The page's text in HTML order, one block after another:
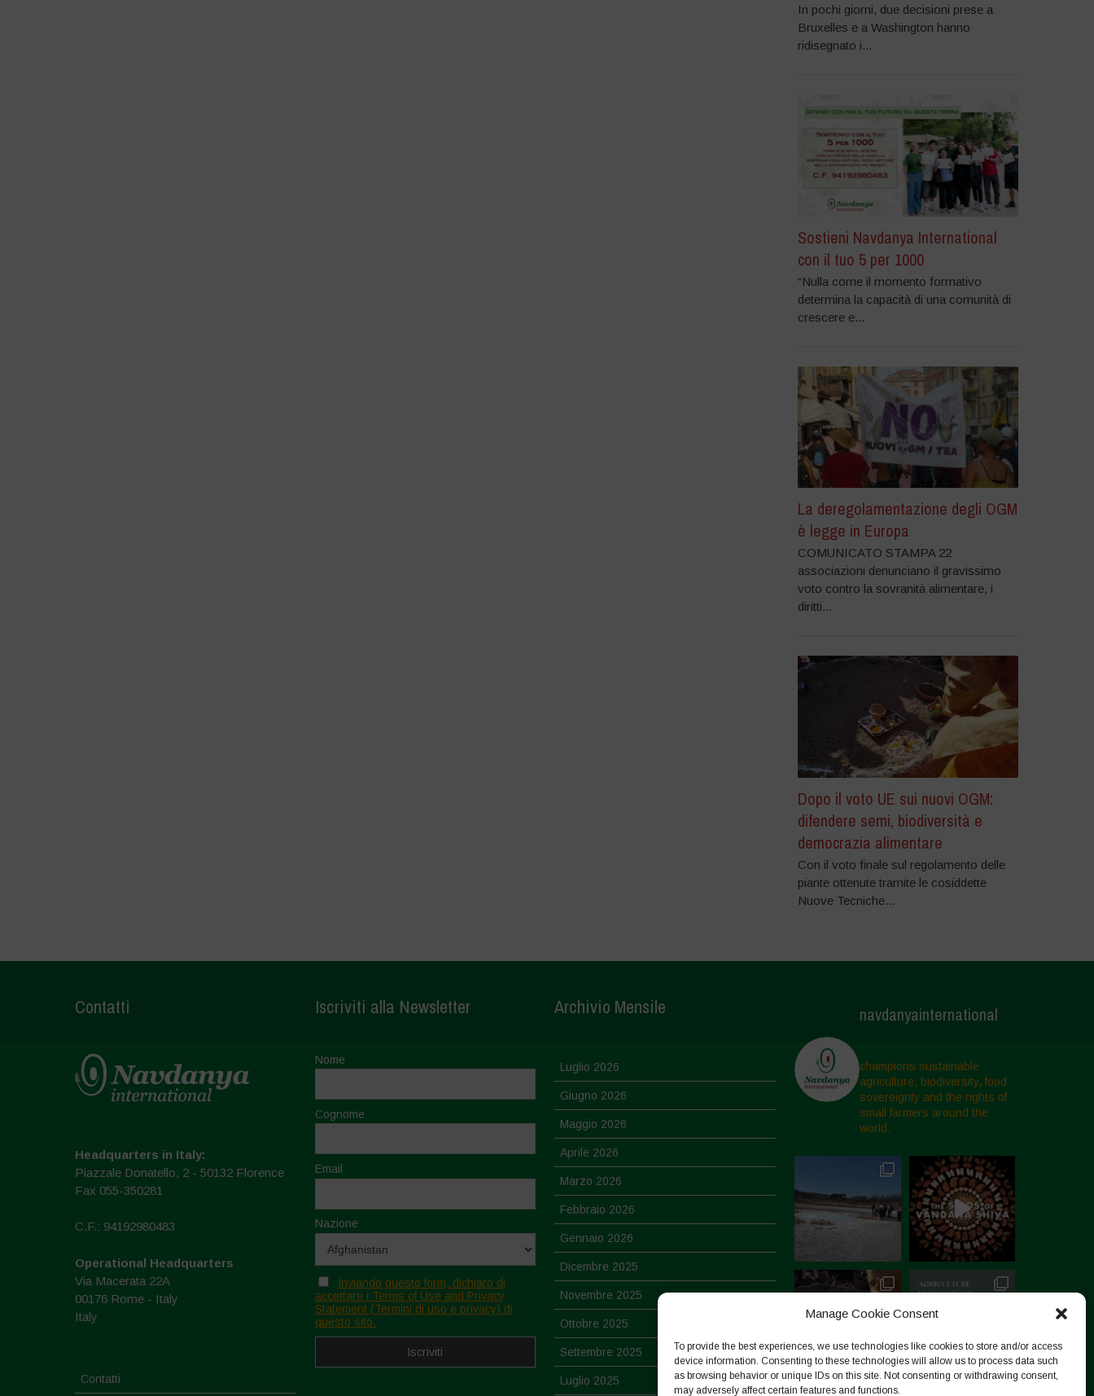
Manage Cookie Consent
To provide the best experiences, we use technologies like cookies to store and/or access
device information. Consenting to these technologies will allow us to process data such
as browsing behavior or unique IDs on this site. Not consenting or withdrawing consent,
may adversely affect certain features and functions.
In pochi giorni, due decisioni prese a
Bruxelles e a Washington hanno
ridisegnato i...
Sostieni Navdanya International
con il tuo 5 per 1000
“Nulla come il momento formativo
determina la capacità di una comunità di
crescere e...
La deregolamentazione degli OGM
è legge in Europa
COMUNICATO STAMPA 22
associazioni denunciano il gravissimo
voto contro la sovranità alimentare, i
diritti...
Dopo il voto UE sui nuovi OGM:
difendere semi, biodiversità e
democrazia alimentare
Con il voto finale sul regolamento delle
piante ottenute tramite le cosiddette
Nuove Tecniche...
Contatti
Headquarters in Italy:
Piazzale Donatello, 2 - 50132 Florence
Fax 055-350281
C.F.: 94192980483
Operational Headquarters
Via Macerata 22A
00176 Rome - Italy
Italy
Contatti
Iscriviti alla Newsletter
Nome
Cognome
Email
Nazione
Inviando questo form, dichiaro di
accettare i Terms of Use and Privacy
Statement (Termini di uso e privacy) di
questo sito.
Archivio Mensile
Luglio 2026
Giugno 2026
Maggio 2026
Aprile 2026
Marzo 2026
Febbraio 2026
Gennaio 2026
Dicembre 2025
Novembre 2025
Ottobre 2025
Settembre 2025
Luglio 2025
navdanyainternational
champions sustainable
agriculture, biodiversity, food
sovereignty and the rights of
small farmers around the
world.